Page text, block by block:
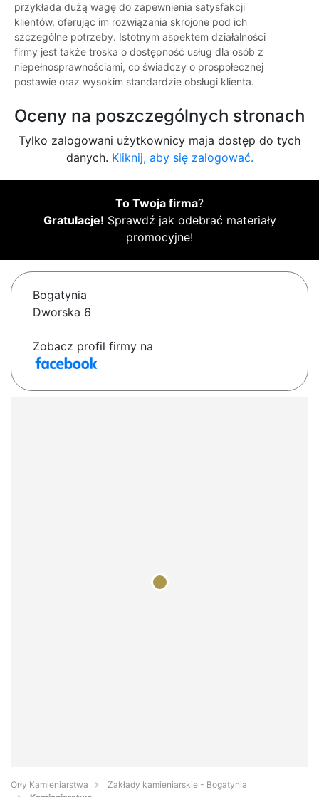
przykłada dużą wagę do zapewnienia satysfakcji
klientów, oferując im rozwiązania skrojone pod ich
szczególne potrzeby. Istotnym aspektem działalności
firmy jest także troska o dostępność usług dla osób z
niepełnosprawnościami, co świadczy o prospołecznej
postawie oraz wysokim standardzie obsługi klienta.
Oceny na poszczególnych stronach
Tylko zalogowani użytkownicy maja dostęp do tych
danych. Kliknij, aby się zalogować.
To Twoja firma?
Gratulacje! Sprawdź jak odebrać materiały
promocyjne!
Bogatynia
Dworska 6
Zobacz profil firmy na
Orły Kamieniarstwa
Zakłady kamieniarskie - Bogatynia